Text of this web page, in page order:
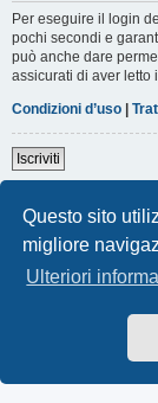
Questo sito
migliore
Ulteriori
Per eseguire il login
pochi secondi e
può anche dare
assicurati di aver letto
Condizioni d’uso |
Iscriviti
Indice